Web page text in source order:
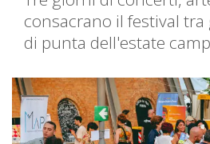
consacrano il festival
di punta dell'estate